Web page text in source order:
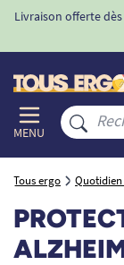
-10%avec le
MENU
Tous ergo